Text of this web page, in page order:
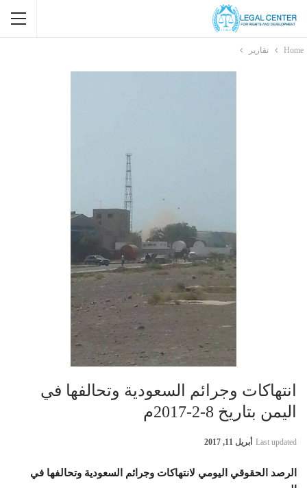
Home تقارير
انتهاكات وجرائم السعودية وتحالفها في
اليمن بتاريخ 8-2-2017م
Last updated أبريل 11, 2017
الرصد الحقوقي اليومي لانتهاكات وجرائم السعودية وتحالفها في